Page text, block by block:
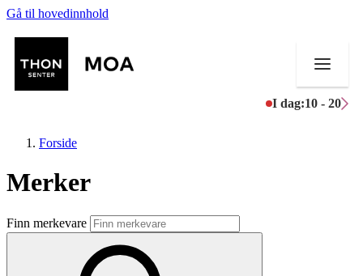
Gå til hovedinnhold
I dag:10 - 20
Butikker
Mat og drikke
Forside
Merker
Finn merkevare